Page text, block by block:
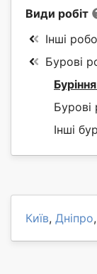
Види робіт
Інші
Бурові
Бурові
Інші
Київ, Дніпро,